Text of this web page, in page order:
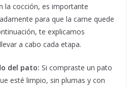
la cocción, es importante
para que la carne quede
te explicamos
a cabo cada etapa.
del pato: Si compraste un pato
esté limpio, sin plumas y con